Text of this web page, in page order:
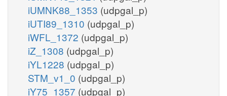
iUMNK88_1353 (udpgal_p)
iUTI89_1310 (udpgal_p)
iWFL_1372 (udpgal_p)
iZ_1308 (udpgal_p)
iYL1228 (udpgal_p)
STM_v1_0 (udpgal_p)
iY75_1357 (udpgal_p)